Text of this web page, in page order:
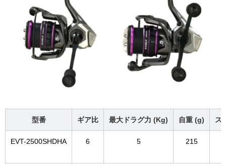
型番 ギア比 最大ドラグ力 (Kg) 自重 (g) ス
EVT-2500SHDHA 6 5 215